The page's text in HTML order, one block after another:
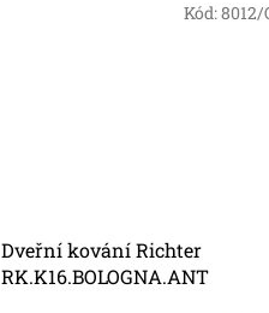
Dveřní kování Richter
RK.K16.BOLOGNA.ANT
Kód:8012/